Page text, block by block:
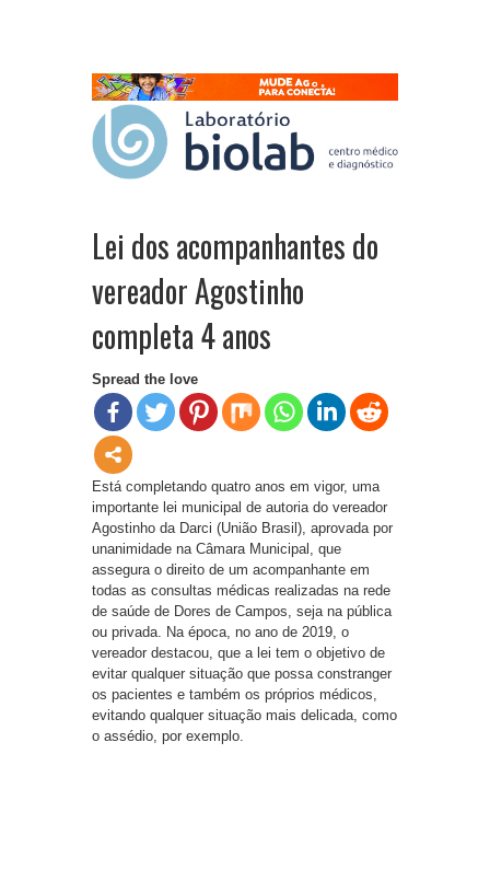
Lei dos acompanhantes do
vereador Agostinho
completa 4 anos
Spread the love
Está completando quatro anos em vigor, uma
importante lei municipal de autoria do vereador
Agostinho da Darci (União Brasil), aprovada por
unanimidade na Câmara Municipal, que
assegura o direito de um acompanhante em
todas as consultas médicas realizadas na rede
de saúde de Dores de Campos, seja na pública
ou privada. Na época, no ano de 2019, o
vereador destacou, que a lei tem o objetivo de
evitar qualquer situação que possa constranger
os pacientes e também os próprios médicos,
evitando qualquer situação mais delicada, como
o assédio, por exemplo.